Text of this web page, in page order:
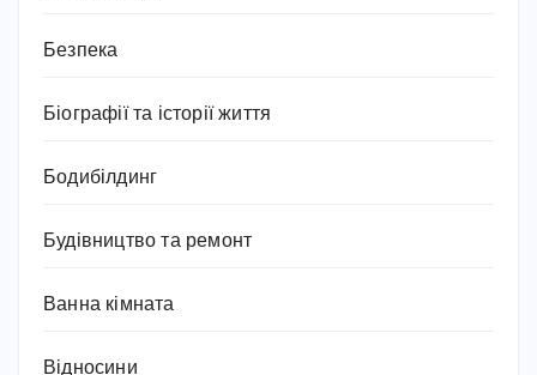
Безпека
Біографії та історії життя
Бодибілдинг
Будівництво та ремонт
Ванна кімната
Відносини